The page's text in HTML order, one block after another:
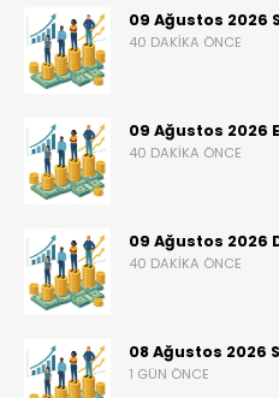
09 Ağustos 2026
40 DAKIKA ÖNCE
09 Ağustos 2026
40 DAKIKA ÖNCE
09 Ağustos 2026
40 DAKIKA ÖNCE
08 Ağustos 2026
1 GÜN ÖNCE